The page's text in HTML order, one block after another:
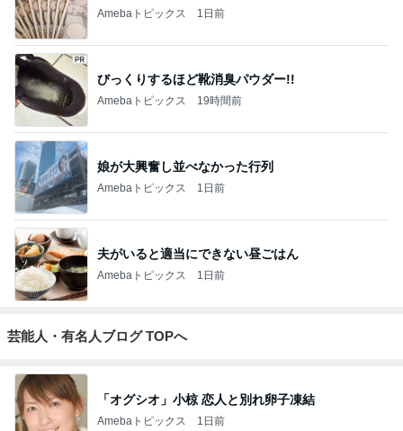
Amebaトピックス 1日前
びっくりするほど靴消臭パウダー!!
Amebaトピックス 19時間前
娘が大興奮し並べなかった行列
Amebaトピックス 1日前
夫がいると適当にできない昼ごはん
Amebaトピックス 1日前
芸能人・有名人ブログ TOPへ
「オグシオ」小椋 恋人と別れ卵子凍結
Amebaトピックス 1日前